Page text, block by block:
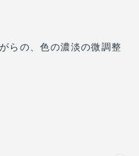
らの、色の濃淡の微調整